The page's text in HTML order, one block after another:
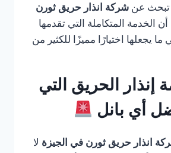
تبحث عن شركة انذار حريق ثورن
الخدمة المتكاملة التي تقدمها
ما يجعلها اختيارًا مميزًا للكثير من
إنذار الحريق التي
أي بانل
انذار حريق ثورن في الجيزة لا